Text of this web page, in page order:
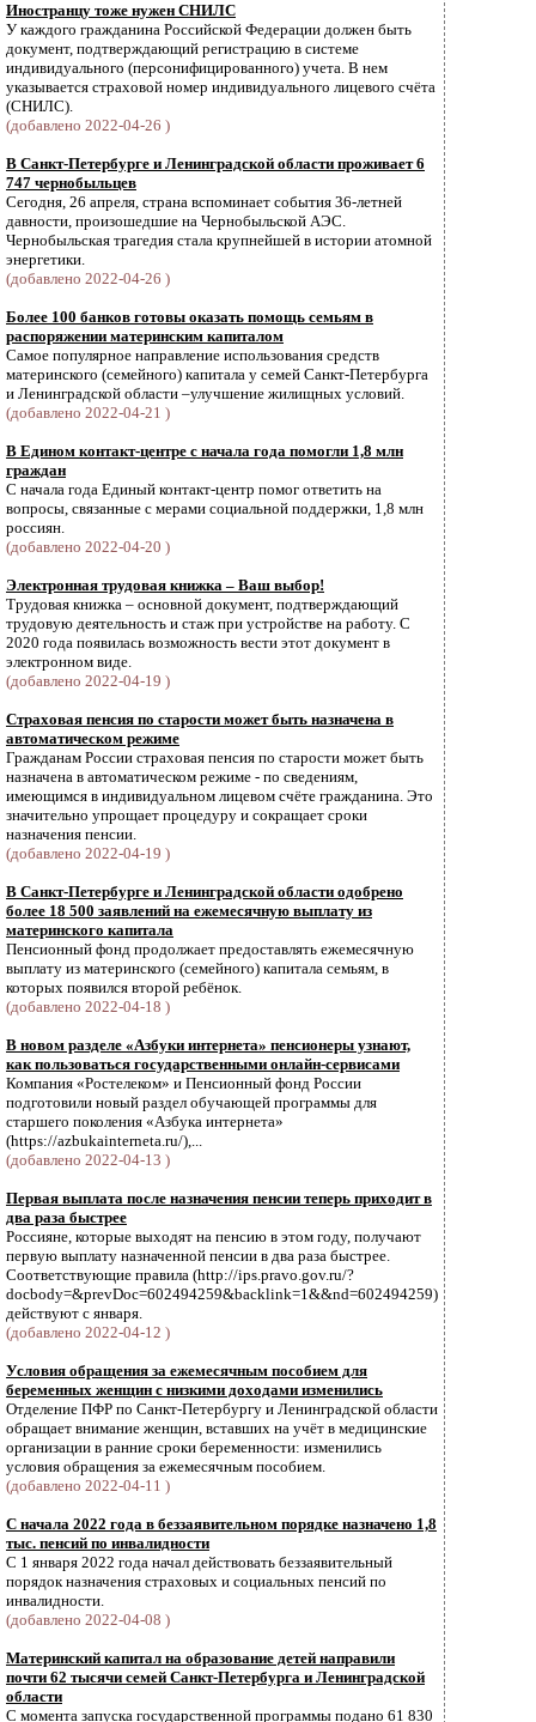
Иностранцу тоже нужен СНИЛС
У каждого гражданина Российской Федерации должен быть
документ, подтверждающий регистрацию в системе
индивидуального (персонифицированного) учета. В нем
указывается страховой номер индивидуального лицевого счёта
(СНИЛС).
(добавлено 2022-04-26 )
В Санкт-Петербурге и Ленинградской области проживает 6
747 чернобыльцев
Сегодня, 26 апреля, страна вспоминает события 36-летней
давности, произошедшие на Чернобыльской АЭС.
Чернобыльская трагедия стала крупнейшей в истории атомной
энергетики.
(добавлено 2022-04-26 )
Более 100 банков готовы оказать помощь семьям в
распоряжении материнским капиталом
Самое популярное направление использования средств
материнского (семейного) капитала у семей Санкт-Петербурга
и Ленинградской области –улучшение жилищных условий.
(добавлено 2022-04-21 )
В Едином контакт-центре с начала года помогли 1,8 млн
граждан
С начала года Единый контакт-центр помог ответить на
вопросы, связанные с мерами социальной поддержки, 1,8 млн
россиян.
(добавлено 2022-04-20 )
Электронная трудовая книжка – Ваш выбор!
Трудовая книжка – основной документ, подтверждающий
трудовую деятельность и стаж при устройстве на работу. С
2020 года появилась возможность вести этот документ в
электронном виде.
(добавлено 2022-04-19 )
Страховая пенсия по старости может быть назначена в
автоматическом режиме
Гражданам России страховая пенсия по старости может быть
назначена в автоматическом режиме - по сведениям,
имеющимся в индивидуальном лицевом счёте гражданина. Это
значительно упрощает процедуру и сокращает сроки
назначения пенсии.
(добавлено 2022-04-19 )
В Санкт-Петербурге и Ленинградской области одобрено
более 18 500 заявлений на ежемесячную выплату из
материнского капитала
Пенсионный фонд продолжает предоставлять ежемесячную
выплату из материнского (семейного) капитала семьям, в
которых появился второй ребёнок.
(добавлено 2022-04-18 )
В новом разделе «Азбуки интернета» пенсионеры узнают,
как пользоваться государственными онлайн-сервисами
Компания «Ростелеком» и Пенсионный фонд России
подготовили новый раздел обучающей программы для
старшего поколения «Азбука интернета»
(https://azbukainterneta.ru/),...
(добавлено 2022-04-13 )
Первая выплата после назначения пенсии теперь приходит в
два раза быстрее
Россияне, которые выходят на пенсию в этом году, получают
первую выплату назначенной пенсии в два раза быстрее.
Соответствующие правила (http://ips.pravo.gov.ru/?
docbody=&prevDoc=602494259&backlink=1&&nd=602494259)
действуют с января.
(добавлено 2022-04-12 )
Условия обращения за ежемесячным пособием для
беременных женщин с низкими доходами изменились
Отделение ПФР по Санкт-Петербургу и Ленинградской области
обращает внимание женщин, вставших на учёт в медицинские
организации в ранние сроки беременности: изменились
условия обращения за ежемесячным пособием.
(добавлено 2022-04-11 )
С начала 2022 года в беззаявительном порядке назначено 1,8
тыс. пенсий по инвалидности
С 1 января 2022 года начал действовать беззаявительный
порядок назначения страховых и социальных пенсий по
инвалидности.
(добавлено 2022-04-08 )
Материнский капитал на образование детей направили
почти 62 тысячи семей Санкт-Петербурга и Ленинградской
области
С момента запуска государственной программы подано 61 830